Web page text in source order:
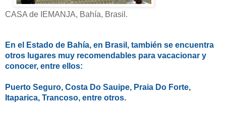
CASA de IEMANJA, Bahía, Brasil.
En el Estado de Bahía, en Brasil, también se encuentra
otros lugares muy recomendables para vacacionar y
conocer, entre ellos:
Puerto Seguro, Costa Do Sauipe, Praia Do Forte,
Itaparica, Trancoso, entre otros.